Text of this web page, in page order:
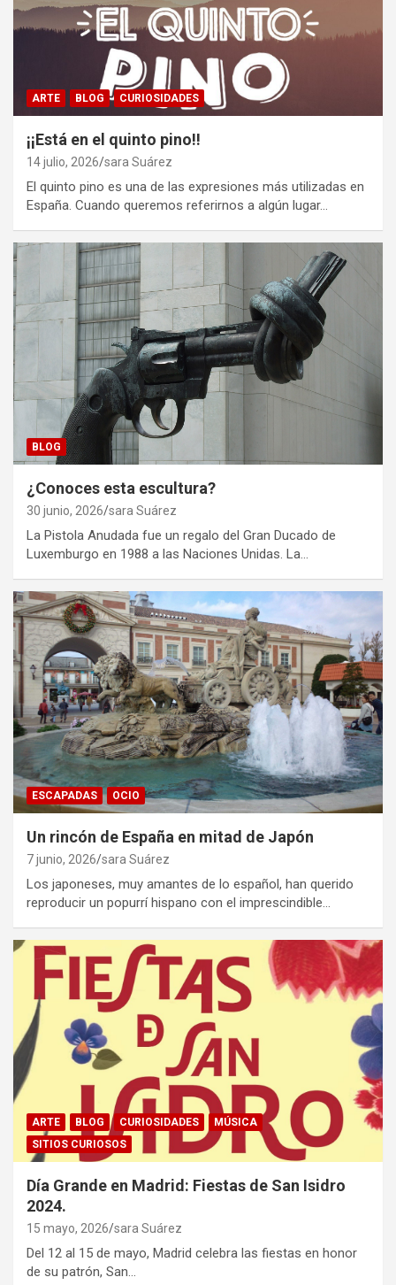
ARTE BLOG CURIOSIDADES
¡¡Está en el quinto pino!!
14 julio, 2026 sara Suárez
El quinto pino es una de las expresiones más utilizadas en
España. Cuando queremos referirnos a algún lugar…
BLOG
¿Conoces esta escultura?
30 junio, 2026 sara Suárez
La Pistola Anudada fue un regalo del Gran Ducado de
Luxemburgo en 1988 a las Naciones Unidas. La…
ESCAPADAS OCIO
Un rincón de España en mitad de Japón
7 junio, 2026 sara Suárez
Los japoneses, muy amantes de lo español, han querido
reproducir un popurrí hispano con el imprescindible…
ARTE BLOG CURIOSIDADES
MÚSICA
SITIOS CURIOSOS
Día Grande en Madrid: Fiestas de San Isidro
2024.
15 mayo, 2026 sara Suárez
Del 12 al 15 de mayo, Madrid celebra las fiestas en honor
de su patrón, San…